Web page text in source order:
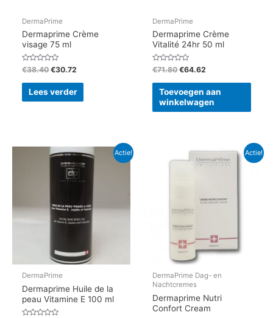
DermaPrime
Dermaprime Crème
visage 75 ml
Gewaardeerd
0
uit
€38.40 €30.72
Lees verder
DermaPrime
Dermaprime Crème
Vitalité 24hr 50 ml
Gewaardeerd
0
uit
€71.80 €64.62
Toevoegen aan
winkelwagen
Actie!
DermaPrime
Dermaprime Huile de la
peau Vitamine E 100 ml
Oorspronkelijke
prijs
was:
€42.65.
Huidige
prijs
is:
€38.39.
Actie!
DermaPrime Dag- en
Nachtcremes
Dermaprime Nutri
Confort Cream
Oorspronkelijke
prijs
Huidige
prijs